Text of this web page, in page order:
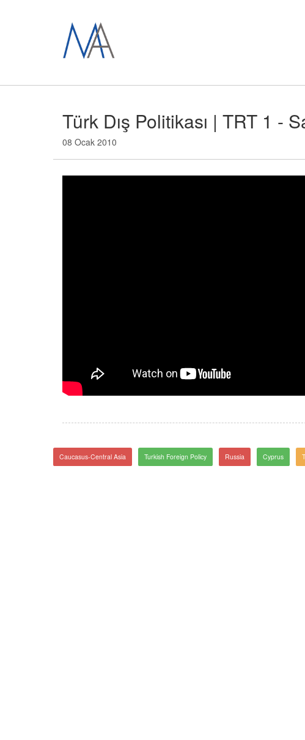
Türk Dış Politikası | TRT 1 -
08 Ocak 2010
Caucasus-Central Asia Turkish Foreign Policy Russia Cyprus